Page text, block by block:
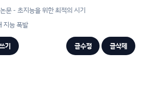
문 - 초지능을 위한 최적의 시기
지능 폭발
기 글수정 글삭제